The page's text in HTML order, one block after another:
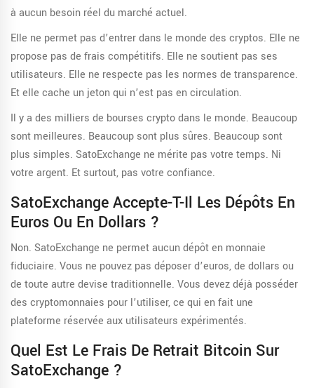
à aucun besoin réel du marché actuel.
Elle ne permet pas d’entrer dans le monde des cryptos. Elle ne
propose pas de frais compétitifs. Elle ne soutient pas ses
utilisateurs. Elle ne respecte pas les normes de transparence.
Et elle cache un jeton qui n’est pas en circulation.
Il y a des milliers de bourses crypto dans le monde. Beaucoup
sont meilleures. Beaucoup sont plus sûres. Beaucoup sont
plus simples. SatoExchange ne mérite pas votre temps. Ni
votre argent. Et surtout, pas votre confiance.
SatoExchange Accepte-T-Il Les Dépôts En
Euros Ou En Dollars ?
Non. SatoExchange ne permet aucun dépôt en monnaie
fiduciaire. Vous ne pouvez pas déposer d’euros, de dollars ou
de toute autre devise traditionnelle. Vous devez déjà posséder
des cryptomonnaies pour l’utiliser, ce qui en fait une
plateforme réservée aux utilisateurs expérimentés.
Quel Est Le Frais De Retrait Bitcoin Sur
SatoExchange ?